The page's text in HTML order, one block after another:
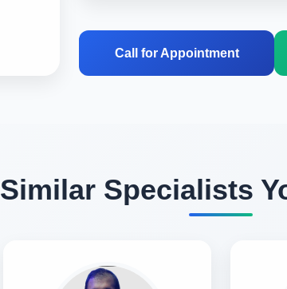
Call for Appointment
Similar Specialists